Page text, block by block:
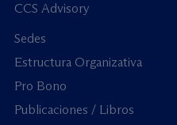
CCS Advisory
Sedes
Estructura Organizativa
Pro Bono
Publicaciones / Libros